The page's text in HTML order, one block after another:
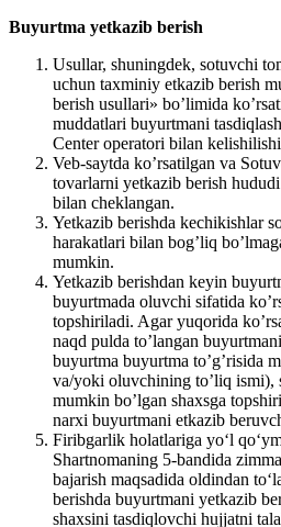
Buyurtma yetkazib berish
Usullar, shuningdek, sotuvchi
uchun taxminiy etkazib berish
berish usullari» bo’limida
muddatlari buyurtmani
Center operatori bilan
Veb-saytda ko’rsatilgan va
tovarlarni yetkazib berish
bilan cheklangan.
Yetkazib berishda kechikishlar
harakatlari bilan bog’liq
mumkin.
Yetkazib berishdan keyin
buyurtmada oluvchi sifatida
topshiriladi. Agar yuqorida
naqd pulda to’langan
buyurtma buyurtma to’g’risida
va/yoki oluvchining to’liq ismi),
mumkin bo’lgan shaxsga
narxi buyurtmani etkazib
Firibgarlik holatlariga yo‘l
Shartnomaning 5-bandida
bajarish maqsadida oldindan
berishda buyurtmani yetkazib
shaxsini tasdiqlovchi hujjatni